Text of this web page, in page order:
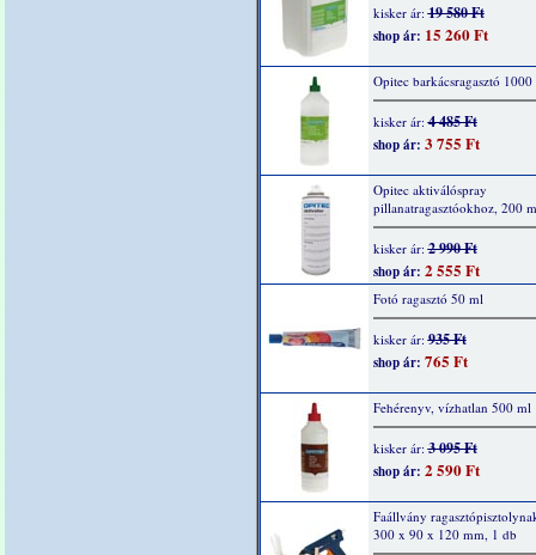
kisker ár:19 580 Ft
shop ár: 15 260 Ft
Opitec barkácsragasztó
kisker ár:4 485 Ft
shop ár: 3 755 Ft
Opitec aktiválóspray
pillanatragasztóokhoz, 200
kisker ár:2 990 Ft
shop ár: 2 555 Ft
Fotó ragasztó 50 ml
kisker ár:935 Ft
shop ár: 765 Ft
Fehérenyv, vízhatlan 500 ml
kisker ár:3 095 Ft
shop ár: 2 590 Ft
Faállvány
300 x 90 x 120 mm, 1 db